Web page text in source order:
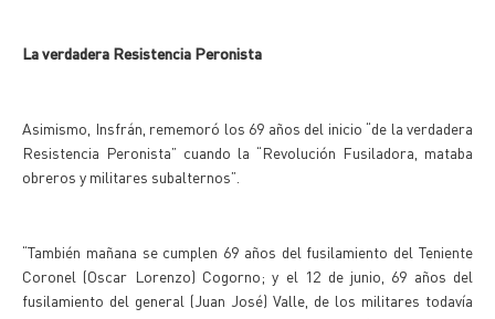
La verdadera Resistencia Peronista
Asimismo, Insfrán, rememoró los 69 años del inicio “de la verdadera
Resistencia Peronista” cuando la “Revolución Fusiladora, mataba
obreros y militares subalternos”.
“También mañana se cumplen 69 años del fusilamiento del Teniente
Coronel (Oscar Lorenzo) Cogorno; y el 12 de junio, 69 años del
fusilamiento del general (Juan José) Valle, de los militares todavía